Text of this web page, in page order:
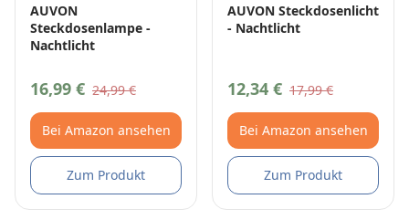
AUVON
Steckdosenlampe -
Nachtlicht
16,99 € 24,99 €
Bei Amazon ansehen
Zum Produkt
AUVON Steckdosenlicht
- Nachtlicht
12,34 € 17,99 €
Bei Amazon ansehen
Zum Produkt